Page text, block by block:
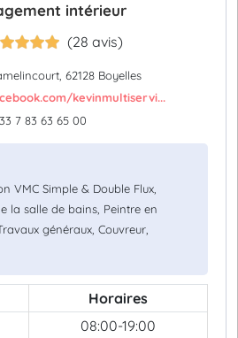
intérieur
(28 avis)
62128 Boyelles
kevinmultiservi...
7 83 63 65 00
VMC Simple & Double Flux,
la salle de bains, Peintre en
généraux, Couvreur,
Horaires
08:00-19:00